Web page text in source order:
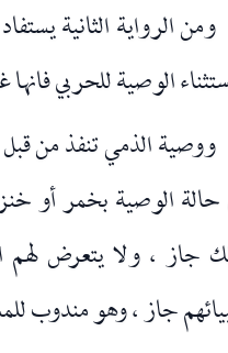
ومن الرواية الثانية
الوصية للحربي
ووصية الذمي تنفذ من قبل
حالة الوصية بخمر أو
جاز ، ولا يتعرض لهم
جاز ، وهو مندوب